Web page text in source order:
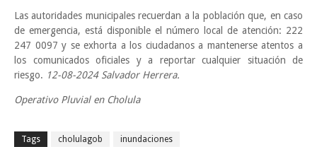
Las autoridades municipales recuerdan a la población que, en caso
de emergencia, está disponible el número local de atención: 222
247 0097 y se exhorta a los ciudadanos a mantenerse atentos a
los comunicados oficiales y a reportar cualquier situación de
riesgo. 12-08-2024 Salvador Herrera.
Operativo Pluvial en Cholula
Tags cholulagob inundaciones